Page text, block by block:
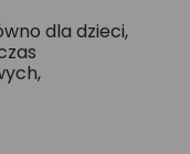
dla dzieci,